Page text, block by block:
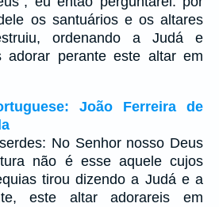
os santuários e os altares
ordenando a Judá e
adorar perante este altar em
João Ferreira de
No Senhor nosso Deus
não é esse aquele cujos
tirou dizendo a Judá e a
este altar adorareis em